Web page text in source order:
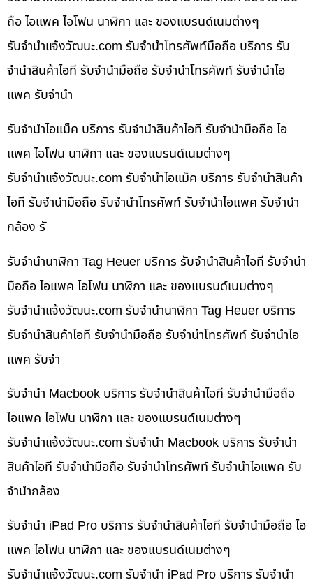
ถือ ไอแพค ไอโฟน นาฬิกา และ ของแบรนด์เนมต่างๆ
รับจํานําแจ้งวัฒนะ.com รับจำนำโทรศัพท์มือถือ บริการ รับ
จำนำสินค้าไอที รับจำนำมือถือ รับจำนำโทรศัพท์ รับจำนำไอ
แพค รับจำนำ
รับจำนำไอแม็ค บริการ รับจำนำสินค้าไอที รับจำนำมือถือ ไอ
แพค ไอโฟน นาฬิกา และ ของแบรนด์เนมต่างๆ
รับจํานําแจ้งวัฒนะ.com รับจำนำไอแม็ค บริการ รับจำนำสินค้า
ไอที รับจำนำมือถือ รับจำนำโทรศัพท์ รับจำนำไอแพค รับจำนำ
กล้อง รั
รับจำนำนาฬิกา Tag Heuer บริการ รับจำนำสินค้าไอที รับจำนำ
มือถือ ไอแพค ไอโฟน นาฬิกา และ ของแบรนด์เนมต่างๆ
รับจํานําแจ้งวัฒนะ.com รับจำนำนาฬิกา Tag Heuer บริการ
รับจำนำสินค้าไอที รับจำนำมือถือ รับจำนำโทรศัพท์ รับจำนำไอ
แพค รับจำ
รับจำนำ Macbook บริการ รับจำนำสินค้าไอที รับจำนำมือถือ
ไอแพค ไอโฟน นาฬิกา และ ของแบรนด์เนมต่างๆ
รับจํานําแจ้งวัฒนะ.com รับจำนำ Macbook บริการ รับจำนำ
สินค้าไอที รับจำนำมือถือ รับจำนำโทรศัพท์ รับจำนำไอแพค รับ
จำนำกล้อง
รับจำนำ iPad Pro บริการ รับจำนำสินค้าไอที รับจำนำมือถือ ไอ
แพค ไอโฟน นาฬิกา และ ของแบรนด์เนมต่างๆ
รับจํานําแจ้งวัฒนะ.com รับจำนำ iPad Pro บริการ รับจำนำ